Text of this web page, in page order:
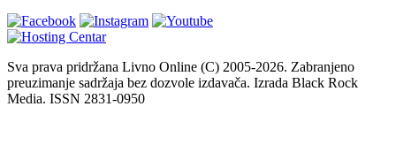
Sva prava pridržana Livno Online (C) 2005-2026. Zabranjeno
preuzimanje sadržaja bez dozvole izdavača. Izrada Black Rock
Media. ISSN 2831-0950